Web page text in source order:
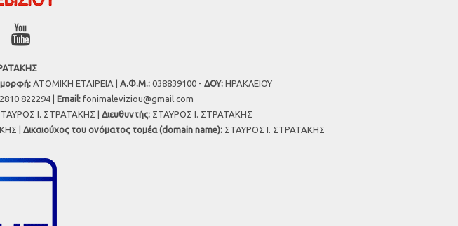
μορφή: ΑΤΟΜΙΚΗ ΕΤΑΙΡΕΙΑ | Α.Φ.Μ.: 038839100 - ΔΟΥ: ΗΡΑΚΛΕΙΟΥ
2810 822294 | Εmail: fonimaleviziou@gmail.com
Ι. ΣΤΡΑΤΑΚΗΣ | Διευθυντής: ΣΤΑΥΡΟΣ Ι. ΣΤΡΑΤΑΚΗΣ
| Δικαιούχος του ονόματος τομέα (domain name): ΣΤΑΥΡΟΣ Ι. ΣΤΡΑΤΑΚΗΣ